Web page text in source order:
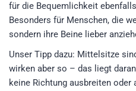
für die Bequemlichkeit
Besonders für Menschen, die
sondern ihre Beine lieber
Unser Tipp dazu: Mittelsitze
wirken aber so – das liegt
keine Richtung ausbreiten oder